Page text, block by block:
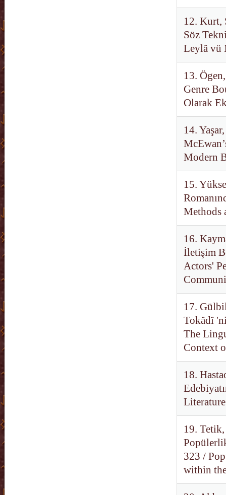
12. Kurt,
Söz
Leylâ vü
13.
Genre
Olarak
14.
Modern
15.
Methods
16.
İletişim
Actors'
17.
Tokâdî
The
Context
18.
19.
323 /
within